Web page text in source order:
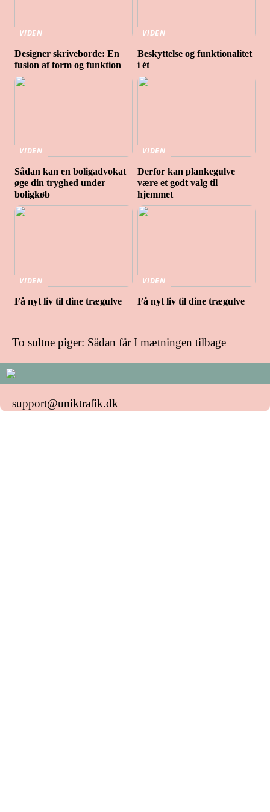
VIDEN
Designer skriveborde: En
fusion af form og funktion
VIDEN
Beskyttelse og funktionalitet
i ét
VIDEN
Sådan kan en boligadvokat
øge din tryghed under
boligkøb
VIDEN
Derfor kan plankegulve
være et godt valg til
hjemmet
VIDEN
Få nyt liv til dine trægulve
VIDEN
Få nyt liv til dine trægulve
To sultne piger: Sådan får I mætningen tilbage
support@uniktrafik.dk